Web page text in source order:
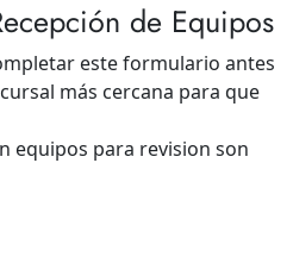
de Equipos
este formulario antes
más cercana para que
equipos para revision son